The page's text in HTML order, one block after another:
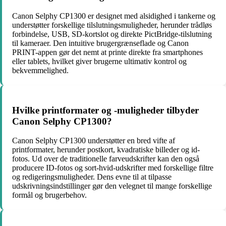
Canon Selphy CP1300 er designet med alsidighed i tankerne og
understøtter forskellige tilslutningsmuligheder, herunder trådløs
forbindelse, USB, SD-kortslot og direkte PictBridge-tilslutning
til kameraer. Den intuitive brugergrænseflade og Canon
PRINT-appen gør det nemt at printe direkte fra smartphones
eller tablets, hvilket giver brugerne ultimativ kontrol og
bekvemmelighed.
Hvilke printformater og -muligheder tilbyder
Canon Selphy CP1300?
Canon Selphy CP1300 understøtter en bred vifte af
printformater, herunder postkort, kvadratiske billeder og id-
fotos. Ud over de traditionelle farveudskrifter kan den også
producere ID-fotos og sort-hvid-udskrifter med forskellige filtre
og redigeringsmuligheder. Dens evne til at tilpasse
udskrivningsindstillinger gør den velegnet til mange forskellige
formål og brugerbehov.